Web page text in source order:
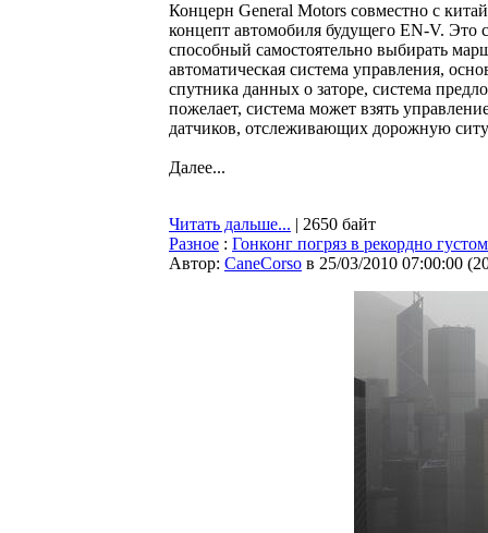
Концерн General Motors совместно с
концепт автомобиля будущего EN-V. Это
способный самостоятельно выбирать
автоматическая система управления,
спутника данных о заторе, система
пожелает, система может взять
датчиков, отслеживающих дорожную
Далее...
Читать дальше... | 2650 байт
Разное : Гонконг погряз в рекордно
Автор: CaneCorso в 25/03/2010 07:00:00 (